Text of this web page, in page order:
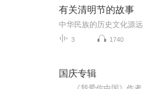
有关清明节的故事
3 1740
国庆专辑